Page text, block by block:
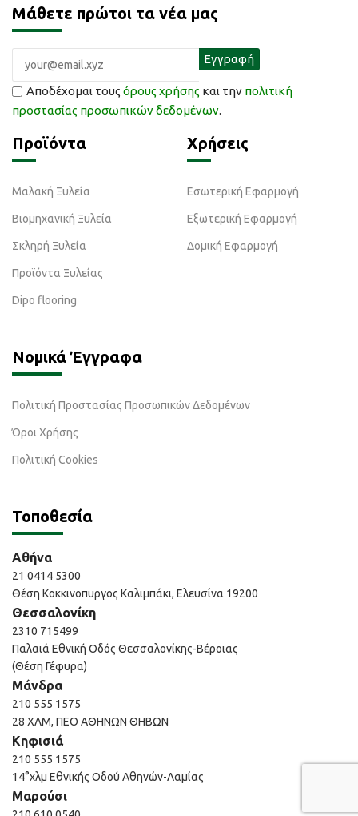
Μάθετε πρώτοι τα νέα μας
Αποδέχομαι τους όρους χρήσης και την πολιτική
προστασίας προσωπικών δεδομένων.
Προϊόντα
Μαλακή Ξυλεία
Βιομηχανική Ξυλεία
Σκληρή Ξυλεία
Προϊόντα Ξυλείας
Dipo flooring
Χρήσεις
Εσωτερική Εφαρμογή
Εξωτερική Εφαρμογή
Δομική Εφαρμογή
Νομικά Έγγραφα
Πολιτική Προστασίας Προσωπικών Δεδομένων
Όροι Χρήσης
Πολιτική Cookies
Τοποθεσία
Αθήνα
21 0414 5300
Θέση Κοκκινοπυργος Καλιμπάκι, Ελευσίνα 19200
Θεσσαλονίκη
2310 715499
Παλαιά Εθνική Οδός Θεσσαλονίκης-Βέροιας
(Θέση Γέφυρα)
Μάνδρα
210 555 1575
28 ΧΛΜ, ΠΕΟ ΑΘΗΝΩΝ ΘΗΒΩΝ
Κηφισιά
210 555 1575
14°χλμ Εθνικής Οδού Αθηνών-Λαμίας
Μαρούσι